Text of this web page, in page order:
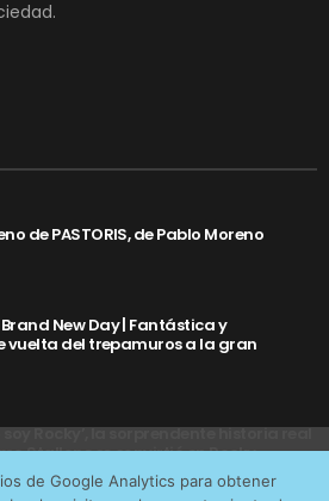
de PASTORIS, de Pablo Moreno
New Day | Fantástica y
vuelta del trepamuros a la gran
soy Rocky’, la sorprendente historia real
Stallone se convirtió en Rocky
de Google Analytics para obtener
y conocer los servicios que